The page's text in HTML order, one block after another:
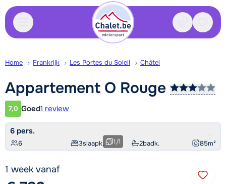
Contact
Home Frankrijk Les Portes du Soleil Châtel
Appartement O Rouge
Klantwaardering
7,0 Goed1 review
6 pers.
6 3slaapk. 2badk. 85m²
1/1
1 week vanaf